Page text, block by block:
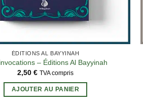
ÉDITIONS AL BAYYINAH
– Éditions Al Bayyinah
2,50 € TVA compris
AJOUTER AU PANIER